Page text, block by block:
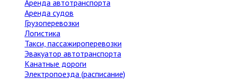
Аренда автотранспорта
Аренда судов
Грузоперевозки
Логистика
Такси, пассажироперевозки
Эвакуатор автотранспорта
Канатные дороги
Электропоезда (расписание)